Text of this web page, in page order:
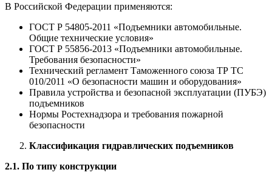
В Российской Федерации применяются:
ГОСТ Р 54805-2011 «Подъемники автомобильные.
Общие технические условия»
ГОСТ Р 55856-2013 «Подъемники автомобильные.
Требования безопасности»
Технический регламент Таможенного союза ТР ТС
010/2011 «О безопасности машин и оборудования»
Правила устройства и безопасной эксплуатации (ПУБЭ)
подъемников
Нормы Ростехнадзора и требования пожарной
безопасности
Классификация гидравлических подъемников
2.1. По типу конструкции